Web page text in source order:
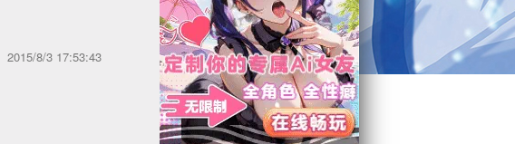
2015/8/3 17:53:43